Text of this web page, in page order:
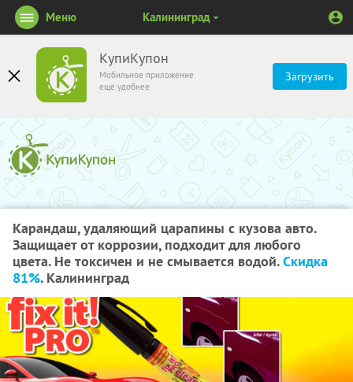
КупиКупон
Мобильное приложение
ещё удобнее
Загрузить
Меню Калининград
Карандаш, удаляющий царапины с кузова авто.
Защищает от коррозии, подходит для любого
цвета. Не токсичен и не смывается водой.Скидка
81%. Калининград